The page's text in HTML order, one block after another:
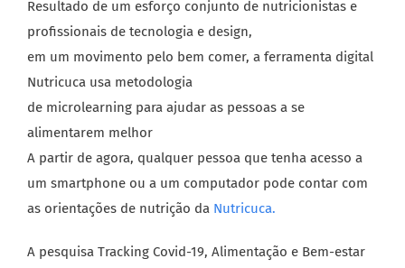
Resultado de um esforço conjunto de nutricionistas e
profissionais de tecnologia e design,
em um movimento pelo bem comer, a ferramenta digital
Nutricuca usa metodologia
de microlearning para ajudar as pessoas a se
alimentarem melhor
A partir de agora, qualquer pessoa que tenha acesso a
um smartphone ou a um computador pode contar com
as orientações de nutrição da Nutricuca.
A pesquisa Tracking Covid-19, Alimentação e Bem-estar